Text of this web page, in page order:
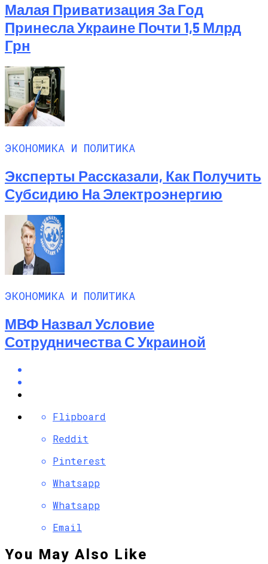
Малая Приватизация За Год
Принесла Украине Почти 1,5 Млрд
Грн
ЭКОНОМИКА И ПОЛИТИКА
Эксперты Рассказали, Как Получить
Субсидию На Электроэнергию
ЭКОНОМИКА И ПОЛИТИКА
МВФ Назвал Условие
Сотрудничества С Украиной
Flipboard
Reddit
Pinterest
Whatsapp
Whatsapp
Email
You May Also Like